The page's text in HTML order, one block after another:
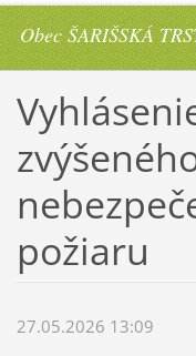
Obec ŠARIŠSKÁ
požiaru
27.05.2026 13:09